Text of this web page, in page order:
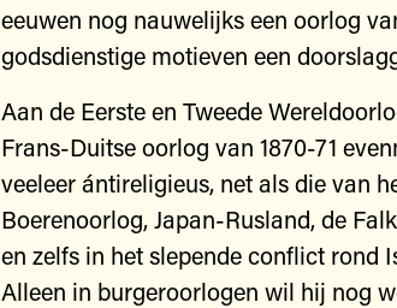
eeuwen nog nauwelijks een oorlog
godsdienstige motieven een
Aan de Eerste en Tweede
Frans-Duitse oorlog van 1870-71
veeleer ántireligieus, net als die van
Boerenoorlog, Japan-Rusland, de
en zelfs in het slepende conflict rond
Alleen in burgeroorlogen wil hij nog